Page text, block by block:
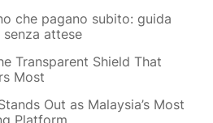
che pagano subito: guida
attese
Transparent Shield That
Most
Out as Malaysia’s Most
Platform